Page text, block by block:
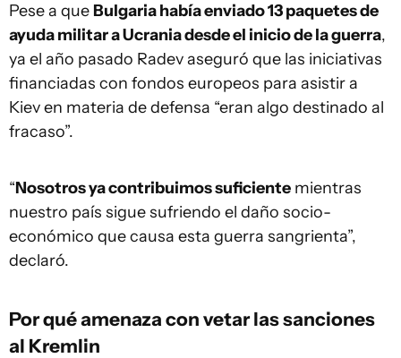
Pese a que Bulgaria había enviado 13 paquetes de
ayuda militar a Ucrania desde el inicio de la guerra,
ya el año pasado Radev aseguró que las iniciativas
financiadas con fondos europeos para asistir a
Kiev en materia de defensa “eran algo destinado al
fracaso”.
“Nosotros ya contribuimos suficiente mientras
nuestro país sigue sufriendo el daño socio-
económico que causa esta guerra sangrienta”,
declaró.
Por qué amenaza con vetar las sanciones
al Kremlin